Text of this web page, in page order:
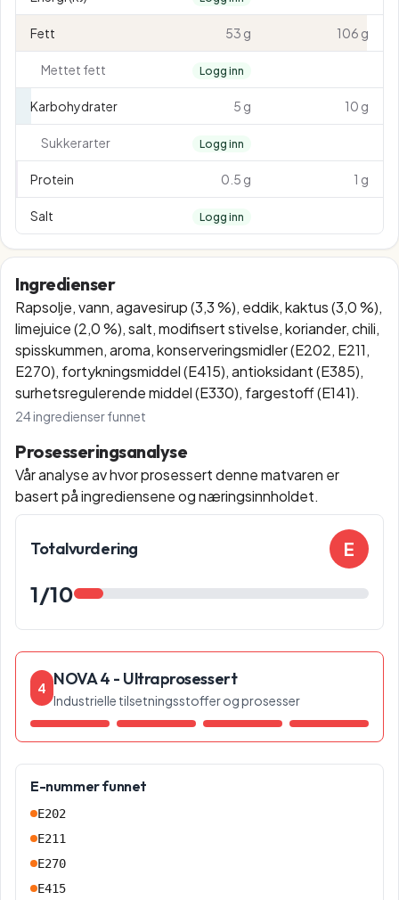
Fett 53 g 106 g
Mettet fett Logg inn
Karbohydrater 5 g 10 g
Sukkerarter Logg inn
Protein 0.5 g 1 g
Salt Logg inn
Ingredienser
Rapsolje, vann, agavesirup (3,3 %), eddik, kaktus (3,0 %),
limejuice (2,0 %), salt, modifisert stivelse, koriander, chili,
spisskummen, aroma, konserveringsmidler (E202, E211,
E270), fortykningsmiddel (E415), antioksidant (E385),
surhetsregulerende middel (E330), fargestoff (E141).
24ingredienser funnet
Prosesseringsanalyse
Vår analyse av hvor prosessert denne matvaren er
basert på ingrediensene og næringsinnholdet.
Totalvurdering E
1/10
4 NOVA 4 - Ultraprosessert
Industrielle tilsetningsstoffer og prosesser
E-nummer funnet
E202
E211
E270
E415